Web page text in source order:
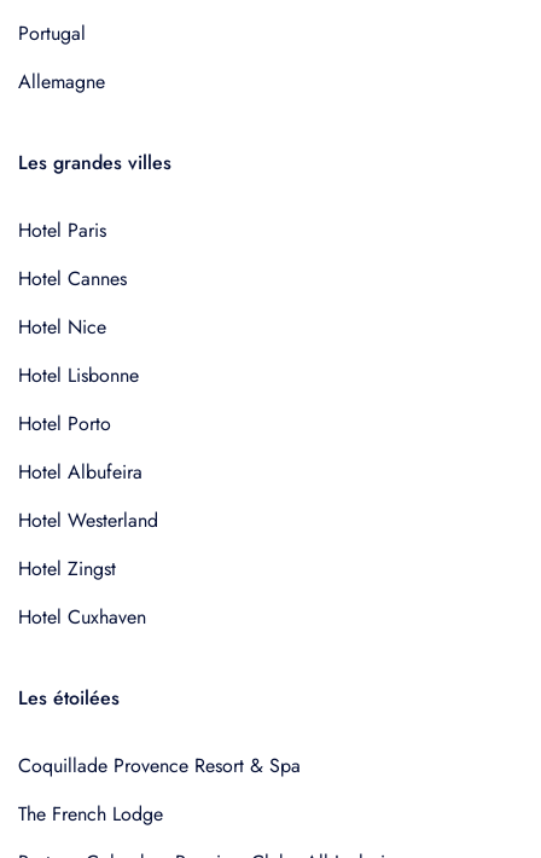
Portugal
Allemagne
Les grandes villes
Hotel Paris
Hotel Cannes
Hotel Nice
Hotel Lisbonne
Hotel Porto
Hotel Albufeira
Hotel Westerland
Hotel Zingst
Hotel Cuxhaven
Les étoilées
Coquillade Provence Resort & Spa
The French Lodge